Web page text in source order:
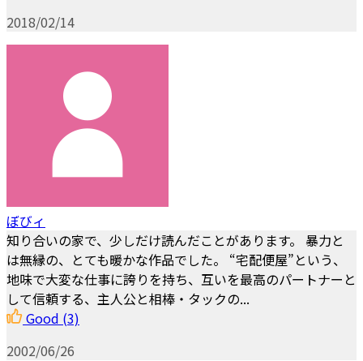
2018/02/14
ぼびィ
知り合いの家で、少しだけ読んだことがあります。 暴力と
は無縁の、とても暖かな作品でした。 “宅配便屋”という、
地味で大変な仕事に誇りを持ち、互いを最高のパートナーと
して信頼する、主人公と相棒・タックの...
Good (3)
2002/06/26